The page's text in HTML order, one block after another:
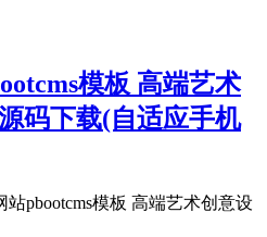
模板 高端艺术
码下载(自适应手机
pbootcms模板 高端艺术创意设